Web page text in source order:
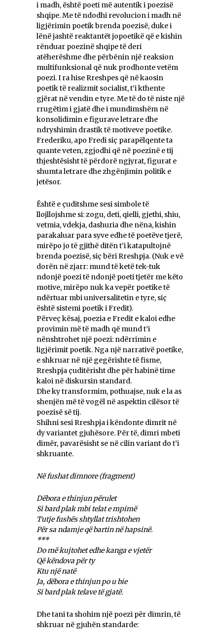
i madh, është poeti më autentik i poezisë
shqipe. Me të ndodhi revolucion i madh në
ligjërimin poetik brenda poezisë, duke i
lënë jashtë reaktantët jopoetikë që e kishin
rënduar poezinë shqipe të deri
atëherëshme dhe përbënin një reaksion
multifunksional që nuk prodhonte vetëm
poezi. I ra hise Rreshpes që në kaosin
poetik të realizmit socialist, t’i kthente
gjërat në vendin e tyre. Me të do të niste një
rrugëtim i gjatë dhe i mundimshëm në
konsolidimin e figurave letrare dhe
ndryshimin drastik të motiveve poetike.
Frederiku, apo Fredi siç parapëlqente ta
quante veten, zgjodhi që në poezinë e tij
thjeshtësisht të përdorë ngjyrat, figurat e
shumta letrare dhe zhgënjimin politik e
jetësor.
Është e çuditshme sesi simbole të
llojllojshme si: zogu, deti, qielli, gjethi, shiu,
vetmia, vdekja, dashuria dhe nëna, kishin
parakaluar para syve edhe të poetëve tjerë,
mirëpo jo të gjithë ditën t’i katapultojnë
brenda poezisë, siç bëri Rreshpja. (Nuk e vë
dorën në zjarr: mund të ketë tek-tuk
ndonjë poezi të ndonjë poeti tjetër me këto
motive, mirëpo nuk ka vepër poetike të
ndërtuar mbi universalitetin e tyre, siç
është sistemi poetik i Fredit).
Përveç kësaj, poezia e Fredit e kaloi edhe
provimin më të madh që mund t’i
nënshtrohet një poezi: ndërrimin e
ligjërimit poetik. Nga një narrativë poetike,
e shkruar në një gegërishte të fisme,
Rreshpja çuditërisht dhe për habinë time
kaloi në diskursin standard.
Dhe ky transformim, pothuajse, nuk e la as
shenjën më të vogël në aspektin cilësor të
poezisë së tij.
Shihni sesi Rreshpja i këndonte dimrit në
dy variantet gjuhësore. Për të, dimri mbeti
dimër, pavarësisht se në cilin variant do t’i
shkruante.
Në fushat dimnore (fragment)
Dëbora e thinjun përulet
Si bard plak mbi telat e mpimë
Tutje fushës shtyllat trishtohen
Për sa ndamje që bartin në hapsinë.
***
Do më kujtohet edhe kanga e vjetër
Që këndova për ty
Ktu një natë
Ja, dëbora e thinjun po u bie
Si bard plak telave të gjatë.
Dhe tani ta shohim një poezi për dimrin, të
shkruar në gjuhën standarde: